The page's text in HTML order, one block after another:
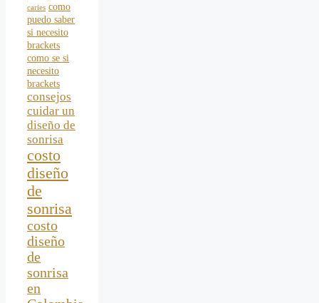
caries como
puedo saber
si necesito
brackets
como se si
necesito
brackets
consejos
cuidar un
diseño de
sonrisa
costo
diseño
de
sonrisa
costo
diseño
de
sonrisa
en